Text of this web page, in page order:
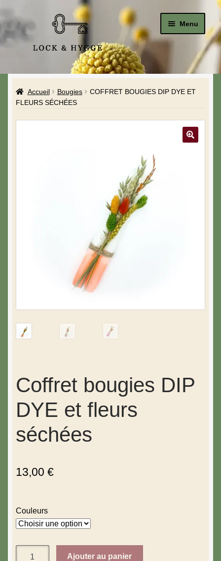
Menu
Le Studio
La Boutique
Accueil Bougies
COFFRET BOUGIES DIP DYE ET
FLEURS SÉCHÉES
Coffret bougies DIP
DYE et fleurs
séchées
13,00 €
Couleurs
Ajouter au panier